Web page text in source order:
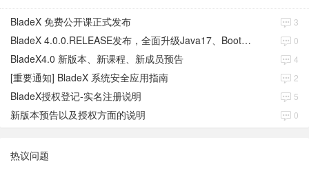
BladeX 免费公开课正式发布 3
BladeX 4.0.0.RELEASE发布，全面升级Java17、Boot3、Cloud2023 0
BladeX4.0 新版本、新课程、新成员预告 4
[重要通知] BladeX 系统安全应用指南 2
BladeX授权登记-实名注册说明 5
新版本预告以及授权方面的说明 0
热议问题